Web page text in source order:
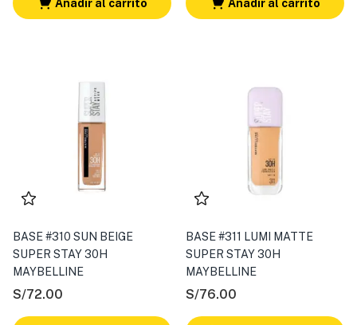
Añadir al carrito Añadir al carrito
BASE #310 SUN BEIGE
SUPER STAY 30H
MAYBELLINE
S/72.00
BASE #311 LUMI MATTE
SUPER STAY 30H
MAYBELLINE
S/76.00